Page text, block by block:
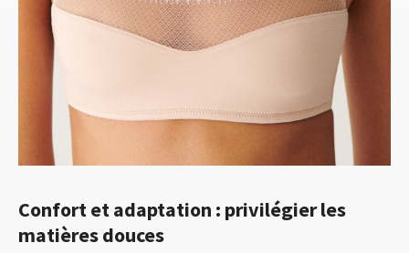
Confort et adaptation : privilégier les
matières douces